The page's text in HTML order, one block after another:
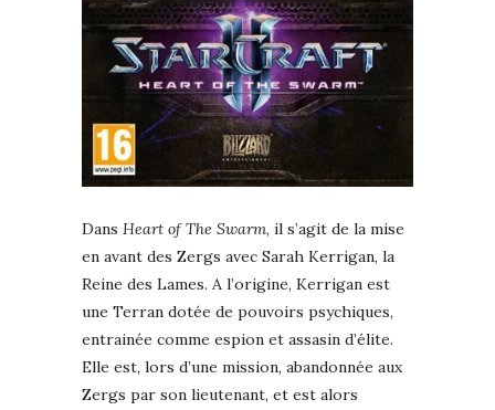
Dans Heart of The Swarm, il s’agit de la mise
en avant des Zergs avec Sarah Kerrigan, la
Reine des Lames. A l’origine, Kerrigan est
une Terran dotée de pouvoirs psychiques,
entrainée comme espion et assasin d’élite.
Elle est, lors d’une mission, abandonnée aux
Zergs par son lieutenant, et est alors